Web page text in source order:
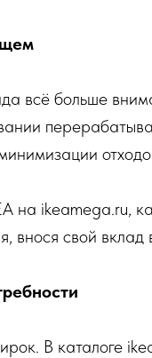
всё больше
на ikeamega.ru,
внося свой вклад
В каталоге